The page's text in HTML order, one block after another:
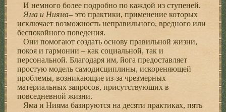
И немного более подробно по каждой из ступеней.
Яма и Нияма– это практики, применение которых
исключает возможность неправильного, вредного или
беспокойного поведения.
Они помогают создать основу правильной жизни,
покоя и гармонии – как социальной, так и
персональной. Благодаря им, йога предоставляет
простую модель самодисциплины, искореняющей
проблемы, возникающие из-за чрезмерных
материальных запросов, присутствующих в
повседневной жизни.
Яма и Нияма базируются на десяти практиках, пять